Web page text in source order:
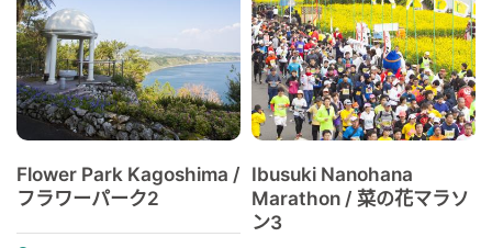
Flower Park Kagoshima /
フラワーパーク2
Ibusuki Nanohana
Marathon / 菜の花マラソ
ン3